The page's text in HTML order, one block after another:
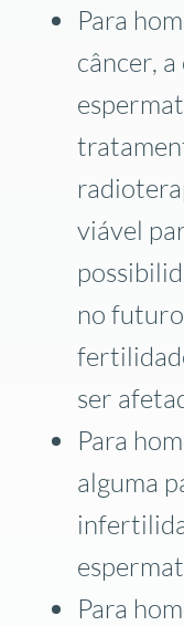
Para
câncer,
viável
no
ser
Para
alguma
Para